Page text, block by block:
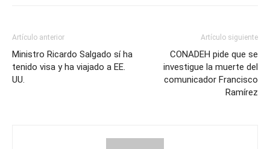
Artículo anterior
Ministro Ricardo Salgado sí ha
tenido visa y ha viajado a EE.
UU.
Artículo siguiente
CONADEH pide que se
investigue la muerte del
comunicador Francisco
Ramírez